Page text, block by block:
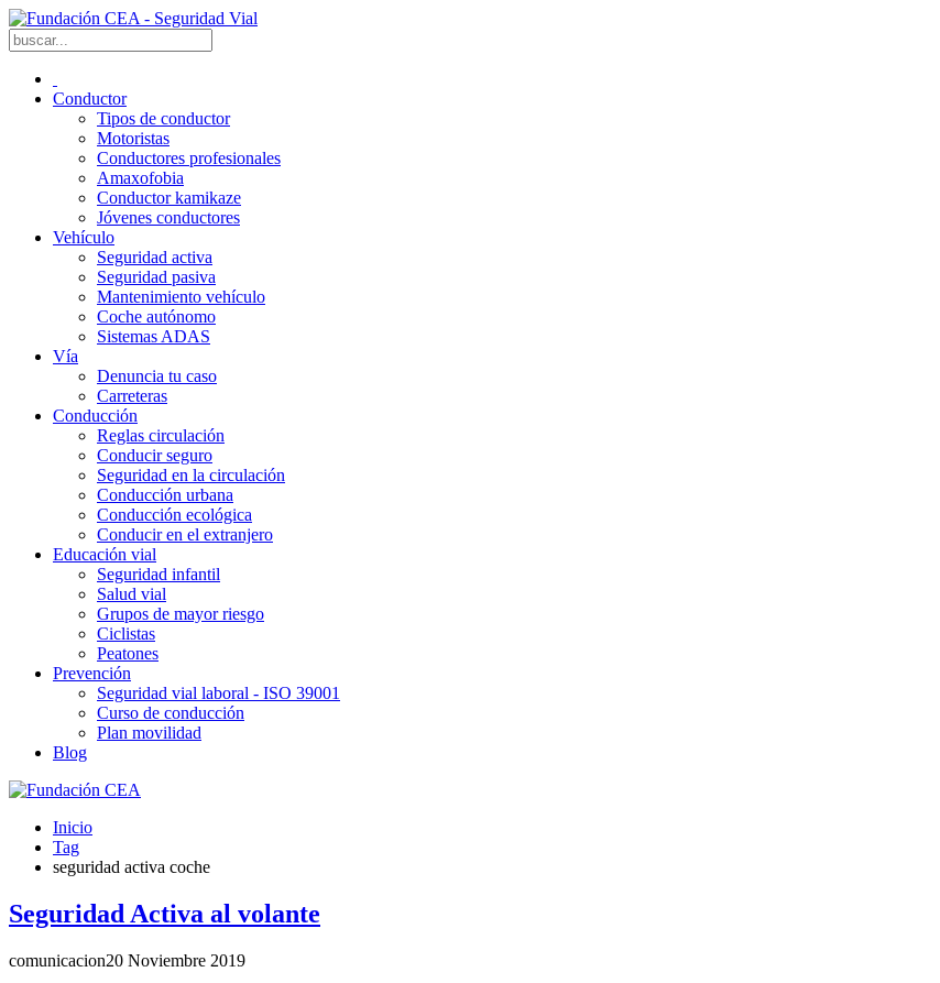
Conductor
Tipos de conductor
Motoristas
Conductores profesionales
Amaxofobia
Conductor kamikaze
Jóvenes conductores
Vehículo
Seguridad activa
Seguridad pasiva
Mantenimiento vehículo
Coche autónomo
Sistemas ADAS
Vía
Denuncia tu caso
Carreteras
Conducción
Reglas circulación
Conducir seguro
Seguridad en la circulación
Conducción urbana
Conducción ecológica
Conducir en el extranjero
Educación vial
Seguridad infantil
Salud vial
Grupos de mayor riesgo
Ciclistas
Peatones
Prevención
Seguridad vial laboral - ISO 39001
Curso de conducción
Plan movilidad
Blog
Inicio
Tag
seguridad activa coche
Seguridad Activa al volante
comunicacion20 Noviembre 2019